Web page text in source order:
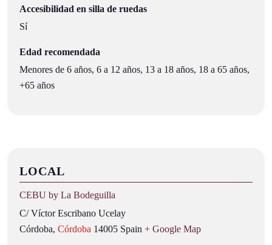
Accesibilidad en silla de ruedas
Sí
Edad recomendada
Menores de 6 años, 6 a 12 años, 13 a 18 años, 18 a 65 años,
+65 años
LOCAL
CEBU by La Bodeguilla
C/ Víctor Escribano Ucelay
Córdoba, Córdoba 14005 Spain + Google Map